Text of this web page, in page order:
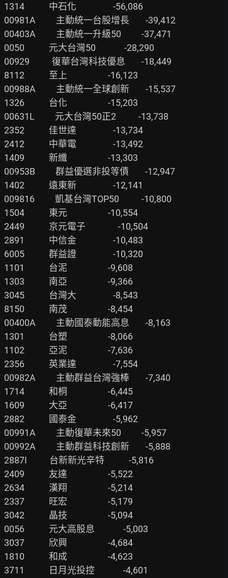
1314            中石化                  -56,086
00981A          主動統一台股增長        -39,412
00403A          主動統一升級50          -37,471
0050            元大台灣50              -28,290
00929           復華台灣科技優息        -18,449
8112            至上                    -16,123
00988A          主動統一全球創新        -15,537
1326            台化                    -15,203
00631L          元大台灣50正2           -13,738
2352            佳世達                  -13,734
2412            中華電                  -13,492
1409            新纖                    -13,303
00953B          群益優選非投等債        -12,947
1402            遠東新                  -12,141
009816          凱基台灣TOP50           -10,800
1504            東元                    -10,554
2449            京元電子                -10,504
2891            中信金                  -10,483
6005            群益證                  -10,320
1101            台泥                    -9,608
1303            南亞                    -9,366
3045            台灣大                  -8,543
8150            南茂                    -8,454
00400A          主動國泰動能高息        -8,163
1301            台塑                    -8,066
1102            亞泥                    -7,636
2356            英業達                  -7,554
00982A          主動群益台灣強棒        -7,340
1714            和桐                    -6,445
1609            大亞                    -6,417
2882            國泰金                  -5,962
00991A          主動復華未來50          -5,957
00992A          主動群益科技創新        -5,888
2887I           台新新光辛特            -5,816
2409            友達                    -5,522
2634            漢翔                    -5,214
2337            旺宏                    -5,179
3042            晶技                    -5,094
0056            元大高股息              -5,003
3037            欣興                    -4,684
1810            和成                    -4,623
3711            日月光投控              -4,601